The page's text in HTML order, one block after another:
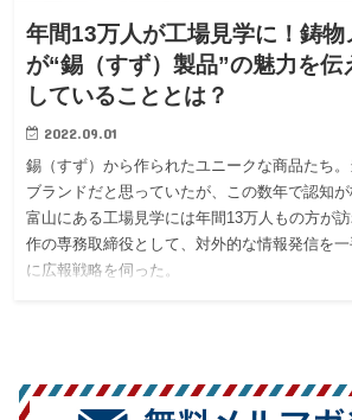
年間13万人が工場見学に！鋳
が“錫（すず）製品”の魅力を伝
していることとは？
2022.09.01
錫（すず）から作られたユニークな商品たち
ブランドだと思っていたが、この数年で認知が
富山にある工場見学には年間13万人もの方が
作の専務取締役として、対外的な情報発信を
に広報戦略を伺った。